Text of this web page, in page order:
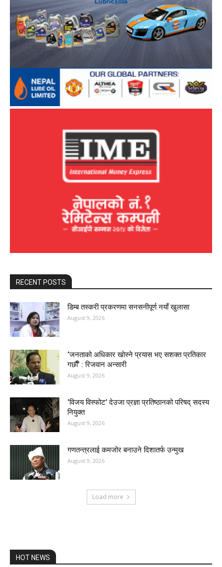
RECENT POSTS
डिम्ब तस्करी प्रकरणमा सनसनीपूर्ण नयाँ खुलासा
August 9, 2026
‘जनताको अधिकार खोस्ने प्रयास भए सशक्त प्रतिकार
गर्छौं’ : रिजवान अन्सारी
August 9, 2026
‘विजय विस्फोट’ देउजा प्रज्ञा प्रतिष्ठानको परिषद् सदस्य
नियुक्त
August 9, 2026
गणतन्त्रलाई कमजोर बनाउने दिशातर्फ उन्मुख
August 9, 2026
Load more
HOT NEWS